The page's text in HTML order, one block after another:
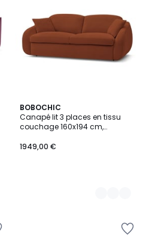
BOBOCHIC
Canapé lit 3 places en tissu
couchage 160x194 cm,
1949,00 €
10
Couleurs